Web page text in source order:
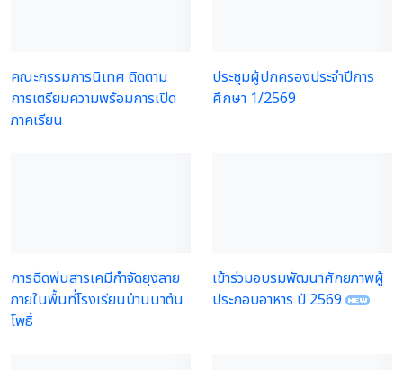
คณะกรรมการนิเทศ ติดตาม
การเตรียมความพร้อมการเปิด
ภาคเรียน
ประชุมผู้ปกครองประจำปีการ
ศึกษา 1/2569
การฉีดพ่นสารเคมีกำจัดยุงลาย
ภายในพื้นที่โรงเรียนบ้านนาต้น
โพธิ์
เข้าร่วมอบรมพัฒนาศักยภาพผู้
ประกอบอาหาร ปี 2569